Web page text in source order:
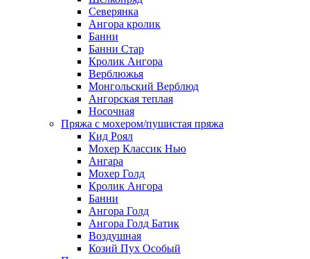
Северянка
Ангора кролик
Банни
Банни Стар
Кролик Ангора
Верблюжья
Монгольский Верблюд
Ангорская теплая
Носочная
Пряжа с мохером/пушистая пряжа
Кид Роял
Мохер Классик Нью
Ангара
Мохер Голд
Кролик Ангора
Банни
Ангора Голд
Ангора Голд Батик
Воздушная
Козий Пух Особый